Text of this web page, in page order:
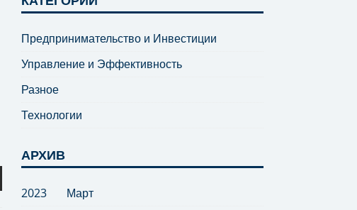
Предпринимательство и Инвестиции
Управление и Эффективность
Разное
Технологии
АРХИВ
2023
Март